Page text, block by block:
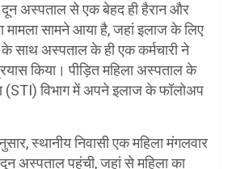
दून अस्पताल से एक बेहद ही हैरान और
मामला सामने आया है, जहां इलाज के लिए
साथ अस्पताल के ही एक कर्मचारी ने
किया। पीड़ित महिला अस्पताल के
(STI) विभाग में अपने इलाज के फॉलोअप
स्थानीय निवासी एक महिला मंगलवार
अस्पताल पहुंची, जहां से महिला का